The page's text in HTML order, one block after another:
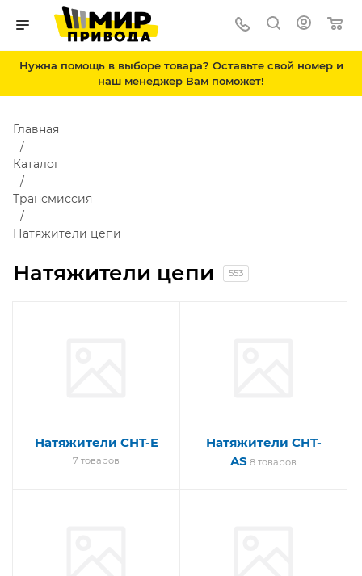
Нужна помощь в выборе товара? Оставьте свой номер и
наш менеджер Вам поможет!
Натяжители цепи 553
Главная
Каталог
Трансмиссия
Натяжители цепи
Натяжители CHT-E
7 товаров
Натяжители CHT-
AS 8 товаров